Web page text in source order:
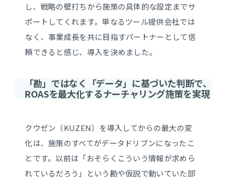
し、戦略の壁打ちから施策の具体的な設定までサ
ポートしてくれます。単なるツール提供会社では
なく、事業成長を共に目指すパートナーとして信
頼できると感じ、導入を決めました。
「勘」ではなく「データ」に基づいた判断で、
ROASを最大化するナーチャリング施策を実現
クウゼン（KUZEN）を導入してからの最大の変
化は、施策のすべてがデータドリブンになったこ
とです。以前は「おそらくこういう情報が求めら
れているだろう」という勘や仮説で動いていた部